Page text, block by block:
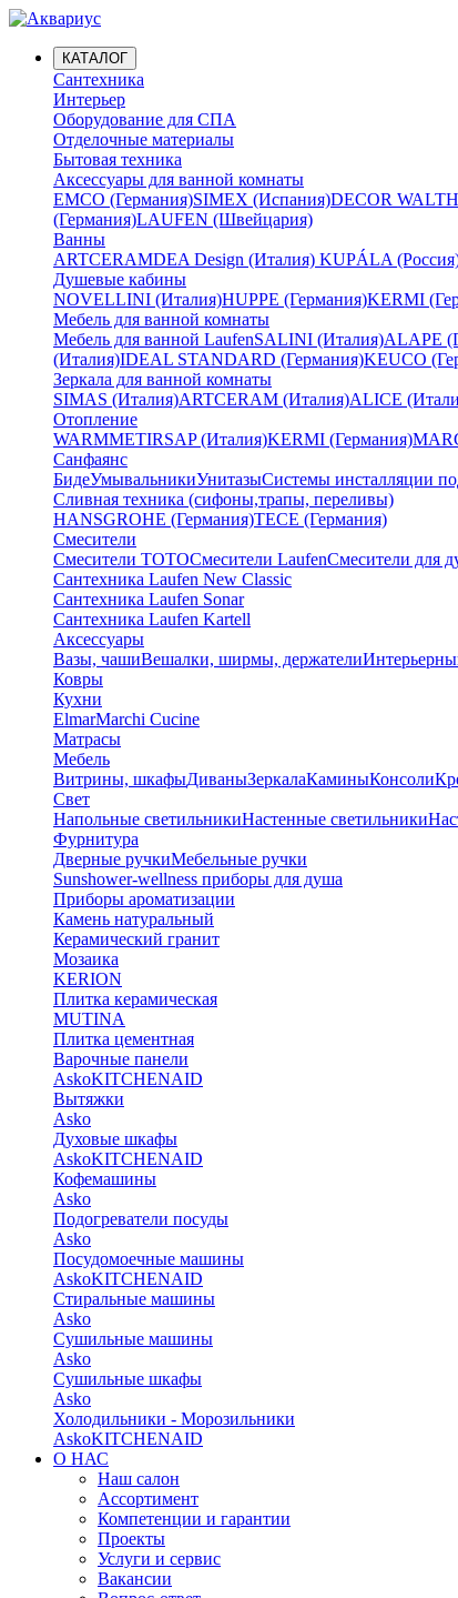
КАТАЛОГ
Сантехника
Интерьер
Оборудование для СПА
Отделочные материалы
Бытовая техника
Аксессуары для ванной комнаты
EMCO (Германия)SIMEX (Испания)DECOR
(Германия)LAUFEN (Швейцария)
Ванны
ARTCERAMDEA Design (Италия) KUPÁLA
Душевые кабины
NOVELLINI (Италия)HUPPE (Германия)KERMI
Мебель для ванной комнаты
Мебель для ванной LaufenSALINI (Италия)ALAPE
(Италия)IDEAL STANDARD (Германия)KEUCO
Зеркала для ванной комнаты
SIMAS (Италия)ARTCERAM (Италия)ALICE
Отопление
WARMMETIRSAP (Италия)KERMI (Германия)
Санфаянс
БидеУмывальникиУнитазыСистемы инсталляции
Сливная техника (сифоны,трапы, переливы)
HANSGROHE (Германия)TECE (Германия)
Смесители
Смесители TOTOСмесители LaufenСмесители для
Сантехника Laufen New Classic
Сантехника Laufen Sonar
Сантехника Laufen Kartell
Аксессуары
Вазы, чашиВешалки, ширмы, держатели
Ковры
Кухни
ElmarMarchi Cucine
Матрасы
Мебель
Витрины, шкафыДиваныЗеркалаКаминыКонсоли
Свет
Напольные светильникиНастенные светильники
Фурнитура
Дверные ручкиМебельные ручки
Sunshower-wellness приборы для душа
Приборы ароматизации
Камень натуральный
Керамический гранит
Мозаика
KERION
Плитка керамическая
MUTINA
Плитка цементная
Варочные панели
AskoKITCHENAID
Вытяжки
Asko
Духовые шкафы
AskoKITCHENAID
Кофемашины
Asko
Подогреватели посуды
Asko
Посудомоечные машины
AskoKITCHENAID
Стиральные машины
Asko
Сушильные машины
Asko
Сушильные шкафы
Asko
Холодильники - Морозильники
AskoKITCHENAID
О НАС
Наш салон
Ассортимент
Компетенции и гарантии
Проекты
Услуги и сервис
Вакансии